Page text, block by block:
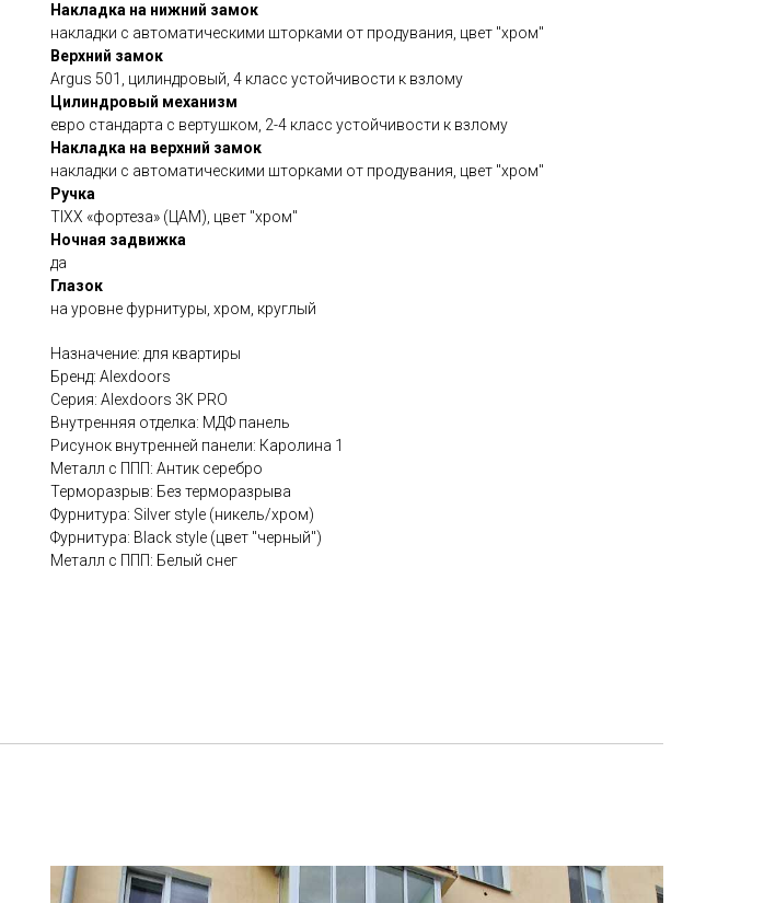
Накладка на нижний замок
накладки с автоматическими шторками от продувания, цвет "хром"
Верхний замок
Argus 501, цилиндровый, 4 класс устойчивости к взлому
Цилиндровый механизм
евро стандарта с вертушком, 2-4 класс устойчивости к взлому
Накладка на верхний замок
накладки с автоматическими шторками от продувания, цвет "хром"
Ручка
TIXX «фортеза» (ЦАМ), цвет "хром"
Ночная задвижка
да
Глазок
на уровне фурнитуры, хром, круглый
Назначение: для квартиры
Бренд: Alexdoors
Серия: Alexdoors 3К PRO
Внутренняя отделка: МДФ панель
Рисунок внутренней панели: Каролина 1
Металл с ППП: Антик серебро
Терморазрыв: Без терморазрыва
Фурнитура: Silver style (никель/хром)
Фурнитура: Black style (цвет "черный")
Металл с ППП: Белый снег